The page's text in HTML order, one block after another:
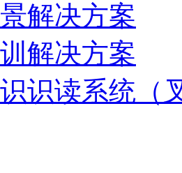
解决方案
解决方案
识读系统（